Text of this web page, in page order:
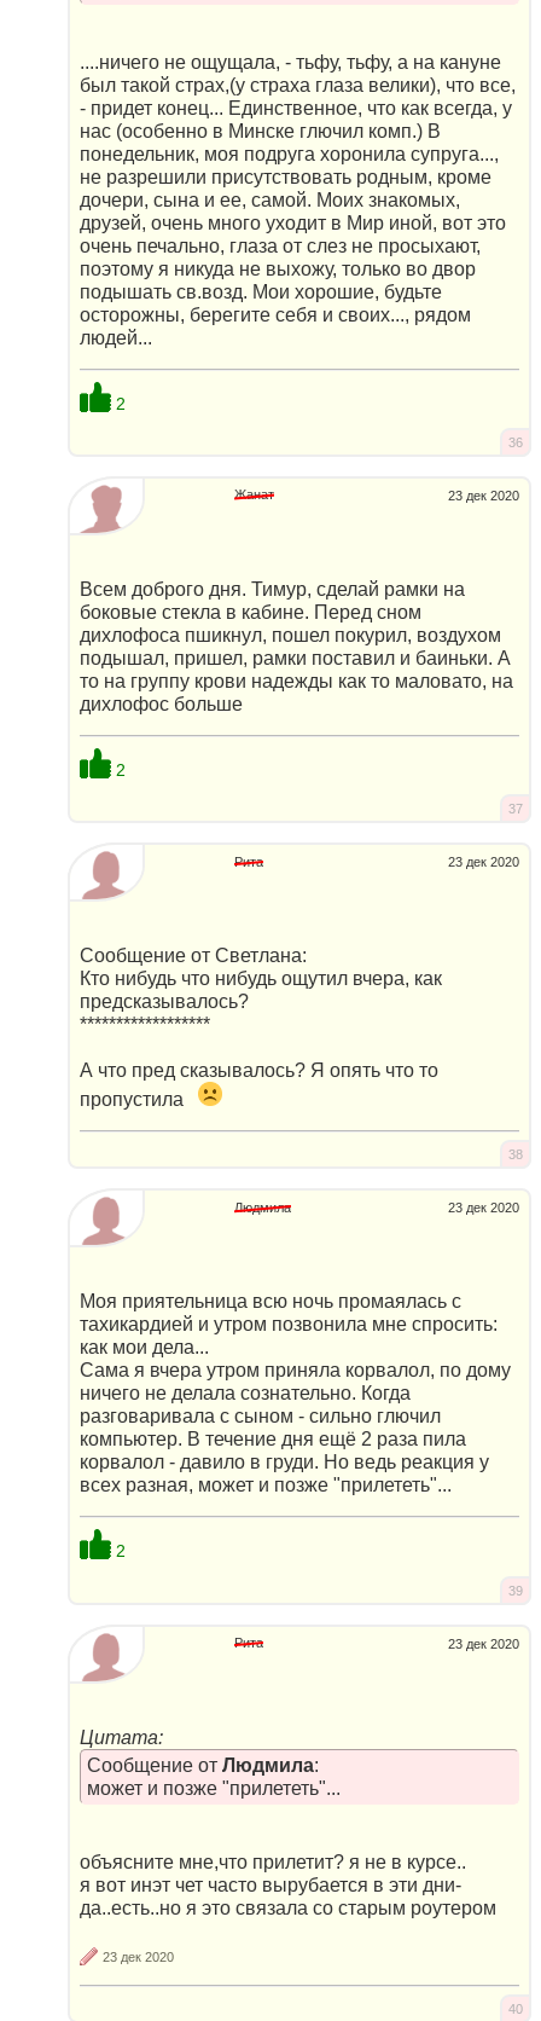
....ничего не ощущала, - тьфу, тьфу, а на кануне
был такой страх,(у страха глаза велики), что все,
- придет конец... Единственное, что как всегда, у
нас (особенно в Минске глючил комп.) В
понедельник, моя подруга хоронила супруга...,
не разрешили присутствовать родным, кроме
дочери, сына и ее, самой. Моих знакомых,
друзей, очень много уходит в Мир иной, вот это
очень печально, глаза от слез не просыхают,
поэтому я никуда не выхожу, только во двор
подышать св.возд. Мои хорошие, будьте
осторожны, берегите себя и своих..., рядом
людей...
2
36
23 дек 2020
Жанат
Всем доброго дня. Тимур, сделай рамки на
боковые стекла в кабине. Перед сном
дихлофоса пшикнул, пошел покурил, воздухом
подышал, пришел, рамки поставил и баиньки. А
то на группу крови надежды как то маловато, на
дихлофос больше
2
37
23 дек 2020
Рита
Сообщение от Светлана:
Кто нибудь что нибудь ощутил вчера, как
предсказывалось?
******************
А что пред сказывалось? Я опять что то
пропустила
38
23 дек 2020
Людмила
Моя приятельница всю ночь промаялась с
тахикардией и утром позвонила мне спросить:
как мои дела...
Сама я вчера утром приняла корвалол, по дому
ничего не делала сознательно. Когда
разговаривала с сыном - сильно глючил
компьютер. В течение дня ещё 2 раза пила
корвалол - давило в груди. Но ведь реакция у
всех разная, может и позже "прилететь"...
2
39
23 дек 2020
Рита
Цитата:
Сообщение от Людмила:
может и позже "прилететь"...
объясните мне,что прилетит? я не в курсе..
я вот инэт чет часто вырубается в эти дни-
да..есть..но я это связала со старым роутером
23 дек 2020
40